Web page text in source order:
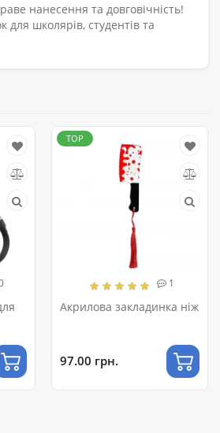
нанесення та довговічність!
для школярів, студентів та
TOP
1
Акрилова закладинка ніж
97.00 грн.